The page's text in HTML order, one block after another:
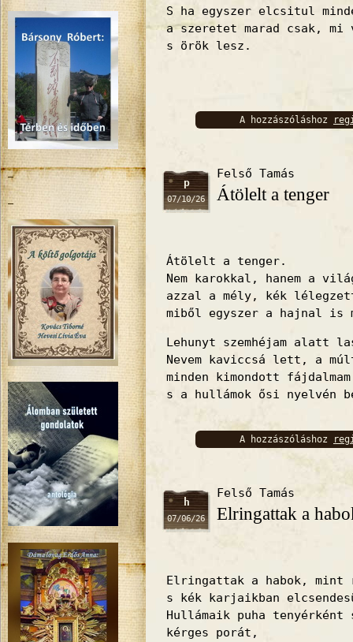
S ha egyszer elcsitul
a szeretet marad csak, mi
s örök lesz.
A hozzászóláshoz
p
07/10/26
Felső Tamás
Átölelt a tenger
Átölelt a tenger.
Nem karokkal, hanem a
azzal a mély, kék
miből egyszer a hajnal is
Lehunyt szemhéjam alatt
Nevem kaviccsá lett, a
minden kimondott
s a hullámok ősi nyelvén
A hozzászóláshoz
h
07/06/26
Felső Tamás
Elringattak a
Elringattak a habok, mint
s kék karjaikban
Hullámaik puha
kérges porát,